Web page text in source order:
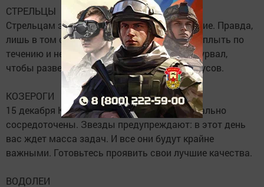
СТРЕЛЬЦЫ
Стрельцам этот четверг подарит спокойствие. Правда,
лишь в том случае, если вы позволите себе плыть по
течению и не будете пытаться схватить штурвал,
чтобы развернуть шхуну жизни на 180 градусов.
КОЗЕРОГИ
15 декабря Козероги должны быть максимально
сосредоточены. Звезды предупреждают: в этот день
вас ждет масса задач. И все они будут крайне
важными. Готовьтесь проявить свои лучшие качества.
ВОДОЛЕИ